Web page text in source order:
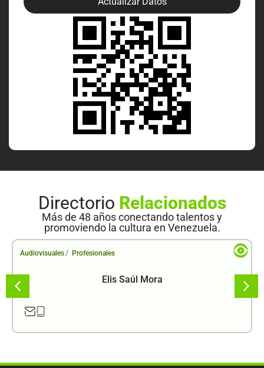
Directorio Relacionados
Más de 48 años conectando talentos y
promoviendo la cultura en Venezuela.
Audiovisuales / Profesionales
Elis Saúl Mora